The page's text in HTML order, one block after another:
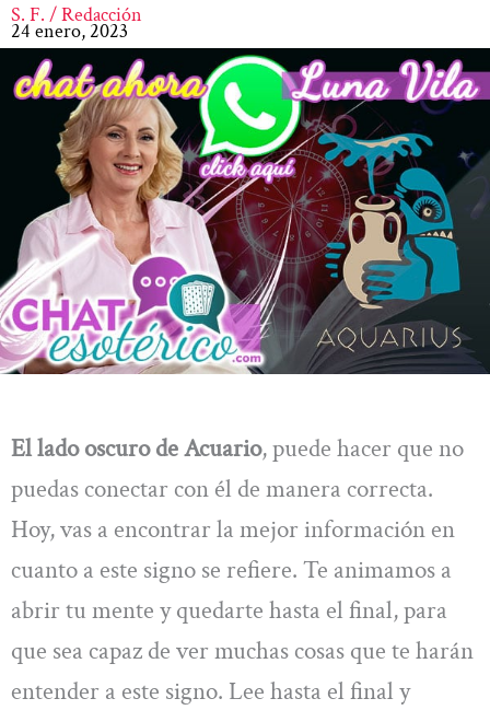
S. F. / Redacción
24 enero, 2023
El lado oscuro de Acuario, puede hacer que no
puedas conectar con él de manera correcta.
Hoy, vas a encontrar la mejor información en
cuanto a este signo se refiere. Te animamos a
abrir tu mente y quedarte hasta el final, para
que sea capaz de ver muchas cosas que te harán
entender a este signo. Lee hasta el final y